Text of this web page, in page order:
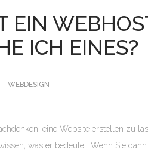
EIN
ICH EINES?
WEBDESIGN
eine Website erstellen zu
was er bedeutet. Wenn Sie